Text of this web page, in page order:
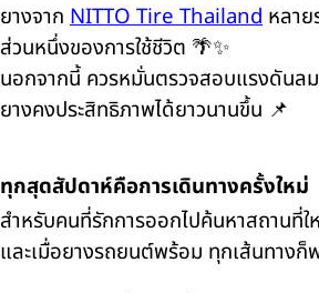
ยางจาก NITTO Tire Thailand หลาย
ส่วนหนึ่งของการใช้ชีวิต 🌴✨
นอกจากนี้ ควรหมั่นตรวจสอบแรงดันลม
ยางคงประสิทธิภาพได้ยาวนานขึ้น 📌
ทุกสุดสัปดาห์คือการเดินทางครั้งใหม่
สำหรับคนที่รักการออกไปค้นหาสถานที่
และเมื่อยางรถยนต์พร้อม ทุกเส้นทาง